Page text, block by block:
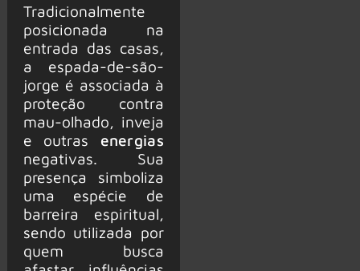
Tradicionalmente
posicionada na
entrada das casas,
a espada-de-são-
jorge é associada à
proteção contra
mau-olhado, inveja
e outras energias
negativas. Sua
presença simboliza
uma espécie de
barreira espiritual,
sendo utilizada por
quem busca